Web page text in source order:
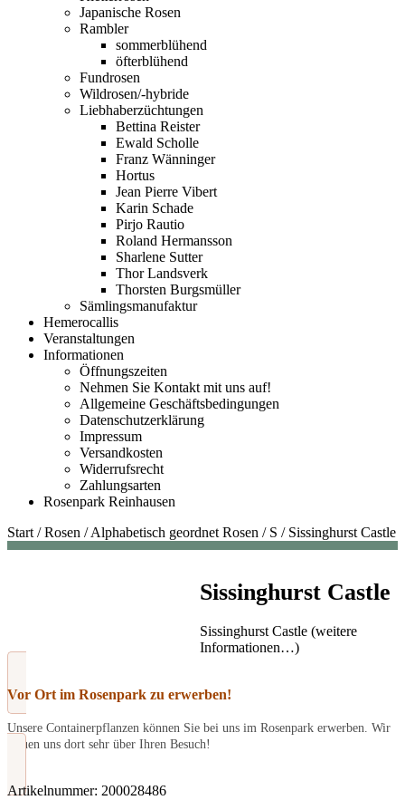
Japanische Rosen
Rambler
sommerblühend
öfterblühend
Fundrosen
Wildrosen/-hybride
Liebhaberzüchtungen
Bettina Reister
Ewald Scholle
Franz Wänninger
Hortus
Jean Pierre Vibert
Karin Schade
Pirjo Rautio
Roland Hermansson
Sharlene Sutter
Thor Landsverk
Thorsten Burgsmüller
Sämlingsmanufaktur
Hemerocallis
Veranstaltungen
Informationen
Öffnungszeiten
Nehmen Sie Kontakt mit uns auf!
Allgemeine Geschäftsbedingungen
Datenschutzerklärung
Impressum
Versandkosten
Widerrufsrecht
Zahlungsarten
Rosenpark Reinhausen
Start /Rosen /Alphabetisch geordnet Rosen / S / Sissinghurst Castle
Sissinghurst Castle
Sissinghurst Castle (weitere
Informationen…)
Vor Ort im Rosenpark zu erwerben!
Unsere Containerpflanzen können Sie bei uns im Rosenpark erwerben. Wir
freuen uns dort sehr über Ihren Besuch!
Artikelnummer: 200028486